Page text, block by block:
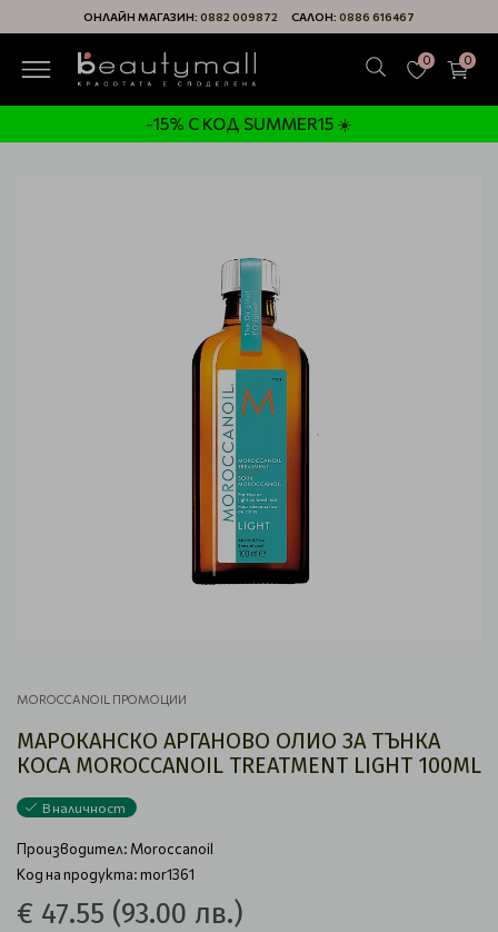
ОНЛАЙН МАГАЗИН: 0882 009872 САЛОН: 0886 616467
0 0
-15% С КОД SUMMER15 ☀️
MOROCCANOIL ПРОМОЦИИ
МАРОКАНСКО АРГАНОВО ОЛИО ЗА ТЪНКА
КОСА MOROCCANOIL TREATMENT LIGHT 100ML
В наличност
Производител: Moroccanoil
Код на продукта: mor1361
€ 47.55 (93.00 лв.)